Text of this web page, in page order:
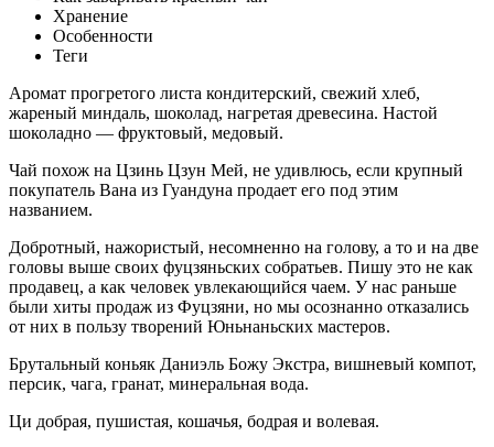
Хранение
Особенности
Теги
Аромат прогретого листа кондитерский, свежий хлеб,
жареный миндаль, шоколад, нагретая древесина. Настой
шоколадно — фруктовый, медовый.
Чай похож на Цзинь Цзун Мей, не удивлюсь, если крупный
покупатель Вана из Гуандуна продает его под этим
названием.
Добротный, нажористый, несомненно на голову, а то и на две
головы выше своих фуцзяньских собратьев. Пишу это не как
продавец, а как человек увлекающийся чаем. У нас раньше
были хиты продаж из Фуцзяни, но мы осознанно отказались
от них в пользу творений Юньнаньских мастеров.
Брутальный коньяк Даниэль Божу Экстра, вишневый компот,
персик, чага, гранат, минеральная вода.
Ци добрая, пушистая, кошачья, бодрая и волевая.